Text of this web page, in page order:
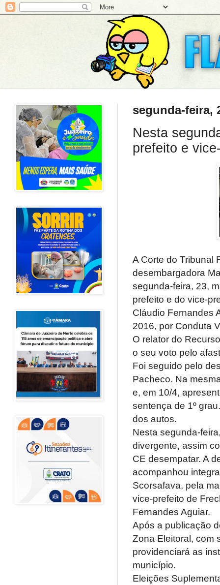
segunda-feira,
Nesta
prefeito e
A Corte do Tribunal
desembargadora
segunda-feira, 23,
prefeito e do vice-
Cláudio Fernandes
2016, por Conduta
O relator do
o seu voto pelo
Foi seguido pelo
Pacheco. Na
e, em 10/4,
sentença de 1º
dos autos.
Nesta segunda-
divergente, assim
CE desempatar. A
acompanhou
Scorsafava, pela
vice-prefeito de
Fernandes Aguiar.
Após a publicação
Zona Eleitoral, com
providenciará as
município.
Eleições